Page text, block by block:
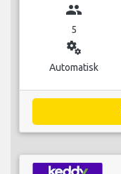
group
5
miscellaneous_services
Automatisk